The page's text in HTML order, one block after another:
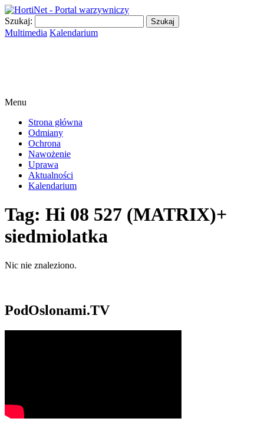
Szukaj:
Multimedia Kalendarium
Menu
Strona główna
Odmiany
Ochrona
Nawożenie
Uprawa
Aktualności
Kalendarium
Tag: Hi 08 527 (MATRIX)+
siedmiolatka
Nic nie znaleziono.
PodOslonami.TV